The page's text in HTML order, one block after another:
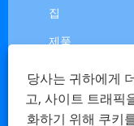
집
제품
문의하기
당사는 귀하에게
고, 사이트 트래픽
화하기 위해 쿠키